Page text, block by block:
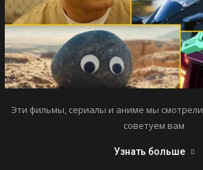
Эти фильмы, сериалы и аниме мы смотрели
советуем вам
Узнать больше